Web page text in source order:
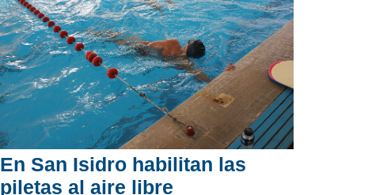
En San Isidro habilitan las
piletas al aire libre